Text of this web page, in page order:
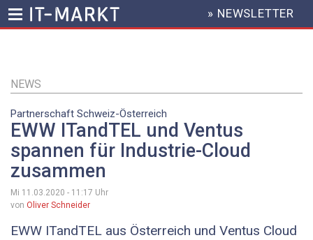
Inhalt
HEADER
MENU
» NEWSLETTER
NEWS
Partnerschaft Schweiz-Österreich
EWW ITandTEL und Ventus
spannen für Industrie-Cloud
zusammen
Mi 11.03.2020 - 11:17 Uhr
von Oliver Schneider
EWW ITandTEL aus Österreich und Ventus Cloud